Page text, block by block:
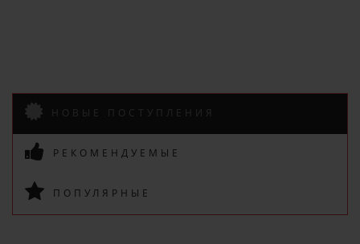
НОВЫЕ ПОСТУПЛЕНИЯ
РЕКОМЕНДУЕМЫЕ
ПОПУЛЯРНЫЕ